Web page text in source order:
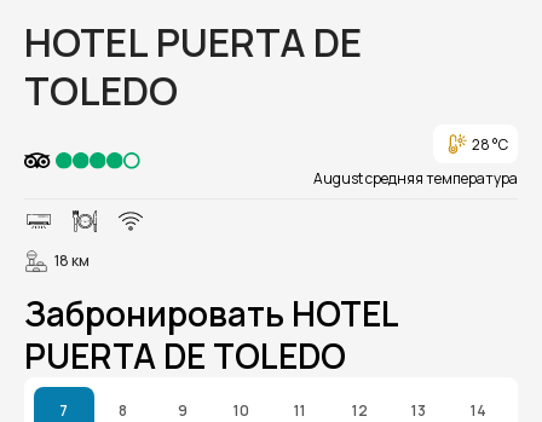
HOTEL PUERTA DE
TOLEDO
28 °C
August средняя температура
18 км
Забронировать HOTEL
PUERTA DE TOLEDO
7 8 9 10 11 12 13 14